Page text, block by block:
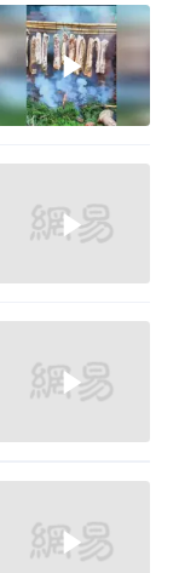
“今天得有40℃了吧 为啥还不预警”